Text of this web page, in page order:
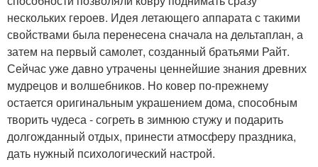
нескольких героев. Идея летающего аппарата с такими
свойствами была перенесена сначала на дельтаплан, а
затем на первый самолет, созданный братьями Райт.
Сейчас уже давно утрачены ценнейшие знания древних
мудрецов и волшебников. Но ковер по-прежнему
остается оригинальным украшением дома, способным
творить чудеса - согреть в зимнюю стужу и подарить
долгожданный отдых, принести атмосферу праздника,
дать нужный психологический настрой.